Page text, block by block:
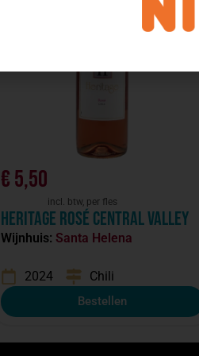
€5,50
incl. btw, per fles
Heritage Rosé Central valley
Wijnhuis: Santa Helena
2024 Chili
Bestellen